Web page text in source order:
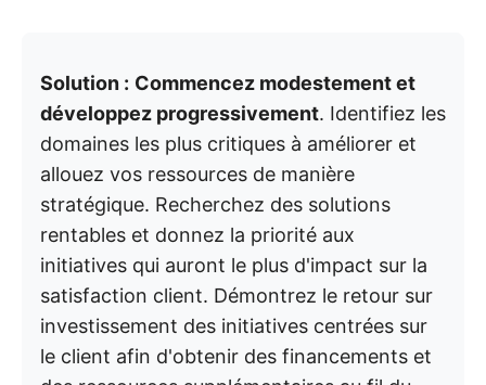
Solution : Commencez modestement et
développez progressivement. Identifiez les
domaines les plus critiques à améliorer et
allouez vos ressources de manière
stratégique. Recherchez des solutions
rentables et donnez la priorité aux
initiatives qui auront le plus d'impact sur la
satisfaction client. Démontrez le retour sur
investissement des initiatives centrées sur
le client afin d'obtenir des financements et